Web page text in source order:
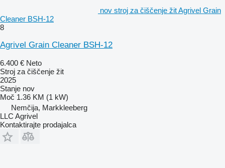
nov stroj za čiščenje žit Agrivel Grain
Cleaner BSH-12
8
Agrivel Grain Cleaner BSH-12
6.400 € Neto
Stroj za čiščenje žit
2025
Stanje nov
Moč 1.36 KM (1 kW)
Nemčija, Markkleeberg
LLC Agrivel
Kontaktirajte prodajalca